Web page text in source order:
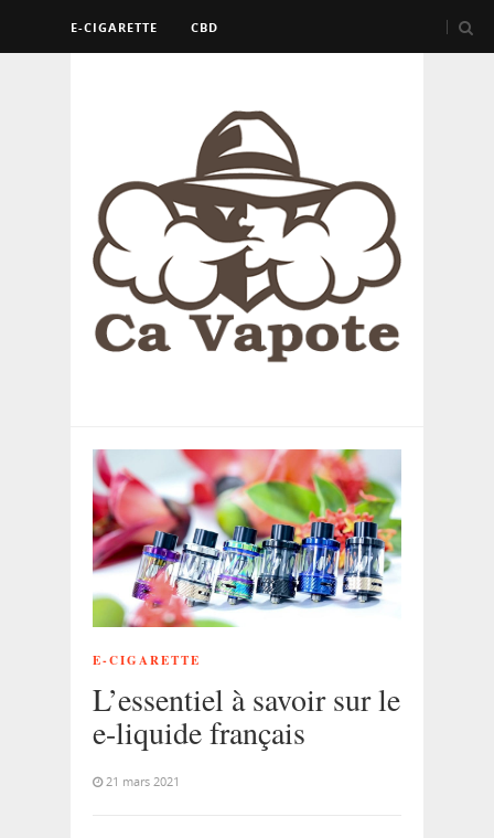
E-CIGARETTE CBD
E-CIGARETTE
L’essentiel à savoir sur le
e-liquide français
21 mars 2021